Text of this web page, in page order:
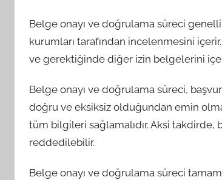
Belge onayı ve doğrulama süreci
kurumları tarafından incelenmesini
ve gerektiğinde diğer izin belgelerini
Belge onayı ve doğrulama süreci,
doğru ve eksiksiz olduğundan emin
tüm bilgileri sağlamalıdır. Aksi
reddedilebilir.
Belge onayı ve doğrulama süreci